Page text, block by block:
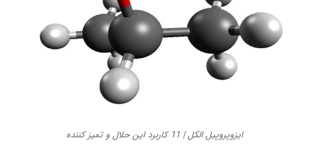
ایزوپروپیل الکل | 11 کاربرد این حلال و تمیز کننده